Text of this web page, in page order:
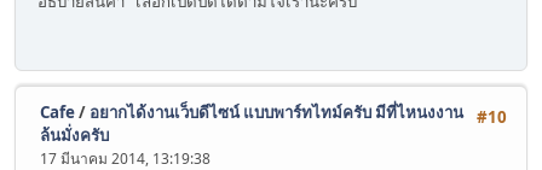
#10
Cafe/ อยากได้งานเว็บดีไซน์ แบบพาร์ทไทม์ครับ มีที่ไหนงงาน
ล้นมั่งครับ
17 มีนาคม 2014, 13:19:38